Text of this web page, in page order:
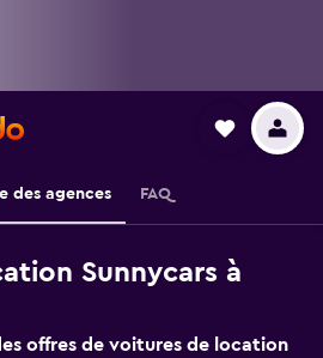
des agences FAQ
Sunnycars à
offres de voitures de location